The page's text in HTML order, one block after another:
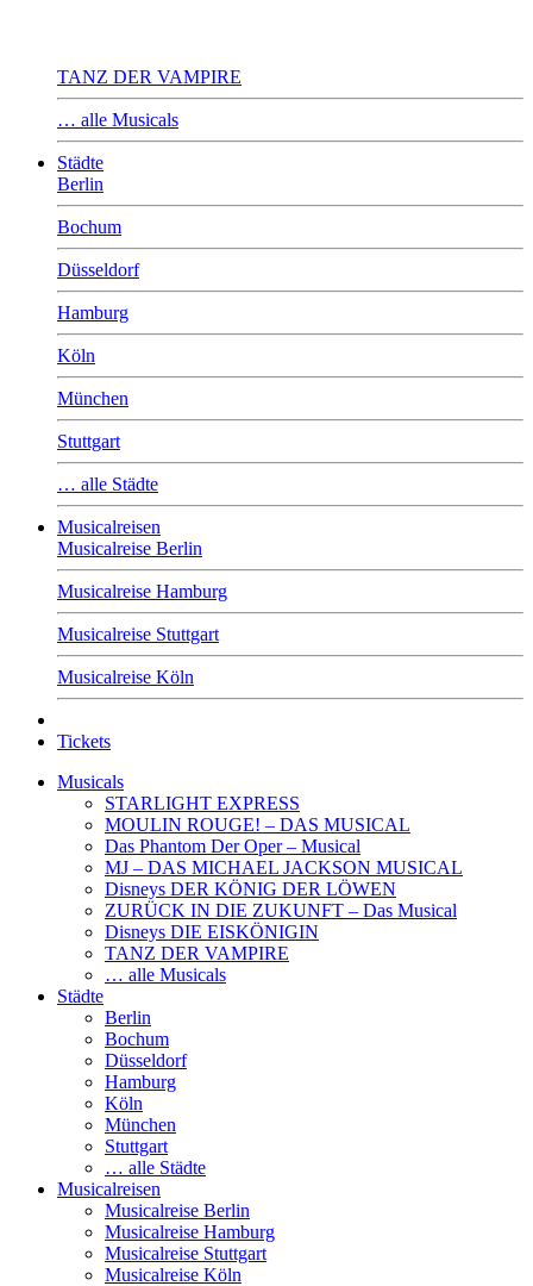
TANZ DER VAMPIRE
… alle Musicals
Städte
Berlin
Bochum
Düsseldorf
Hamburg
Köln
München
Stuttgart
… alle Städte
Musicalreisen
Musicalreise Berlin
Musicalreise Hamburg
Musicalreise Stuttgart
Musicalreise Köln
Tickets
Musicals
STARLIGHT EXPRESS
MOULIN ROUGE! – DAS MUSICAL
Das Phantom Der Oper – Musical
MJ – DAS MICHAEL JACKSON MUSICAL
Disneys DER KÖNIG DER LÖWEN
ZURÜCK IN DIE ZUKUNFT – Das Musical
Disneys DIE EISKÖNIGIN
TANZ DER VAMPIRE
… alle Musicals
Städte
Berlin
Bochum
Düsseldorf
Hamburg
Köln
München
Stuttgart
… alle Städte
Musicalreisen
Musicalreise Berlin
Musicalreise Hamburg
Musicalreise Stuttgart
Musicalreise Köln